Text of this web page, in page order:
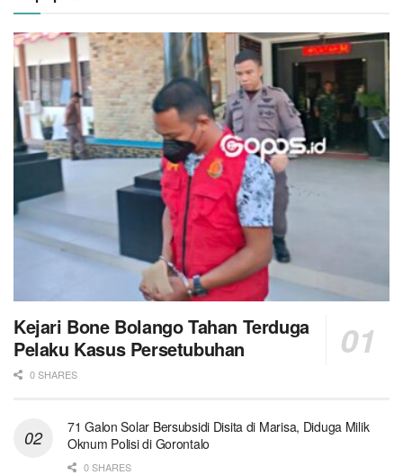
Kejari Bone Bolango Tahan Terduga
Pelaku Kasus Persetubuhan
0 SHARES
71 Galon Solar Bersubsidi Disita di Marisa, Diduga Milik
Oknum Polisi di Gorontalo
0 SHARES